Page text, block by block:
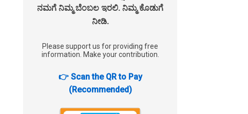
ನಮಗೆ ನಿಮ್ಮ ಬೆಂಬಲ ಇರಲಿ. ನಿಮ್ಮ ಕೊಡುಗೆ
ನೀಡಿ.
Please support us for providing free
information. Make your contribution.
👉 Scan the QR to Pay
(Recommended)